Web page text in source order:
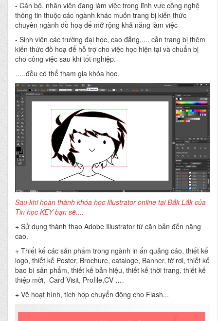
- Cán bộ, nhân viên đang làm việc trong lĩnh vực công nghệ
thông tin thuộc các ngành khác muốn trang bị kiến thức
chuyên ngành đồ hoạ để mở rộng khả năng làm việc
- Sinh viên các trường đại học, cao đẳng,.... cần trang bị thêm
kiến thức đồ hoạ để hỗ trợ cho việc học hiện tại và chuẩn bị
cho công việc sau khi tốt nghiệp.
…..đều có thể tham gia khóa học.
Sau khi hoàn thành khóa học Illustrator online tại Đắk Lắk của
Tin học KEY bạn sẽ....
+ Sử dụng thành thạo Adobe Illustrator từ căn bản đến nâng
cao.
+ Thiết kế các sản phẩm trong ngành in ấn quảng cáo, thiết kế
logo, thiết kế Poster, Brochure, cataloge, Banner, tờ rơi, thiết kế
bao bì sản phẩm, thiết kế bản hiệu, thiết kế thời trang, thiết kế
thiệp mời, Card Visit, Profile,CV ,…
+ Vẽ hoạt hình, tích hợp chuyển động cho Flash...